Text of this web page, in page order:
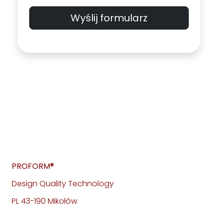
Wyślij formularz
PROFORM®
Design Quality Technology
PL 43-190 Mikołów